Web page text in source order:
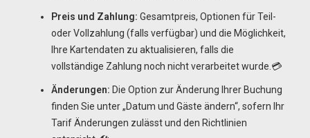
Preis und Zahlung: Gesamtpreis, Optionen für Teil-
oder Vollzahlung (falls verfügbar) und die Möglichkeit,
Ihre Kartendaten zu aktualisieren, falls die
vollständige Zahlung noch nicht verarbeitet wurde.💳
Änderungen: Die Option zur Änderung Ihrer Buchung
finden Sie unter „Datum und Gäste ändern“, sofern Ihr
Tarif Änderungen zulässt und den Richtlinien